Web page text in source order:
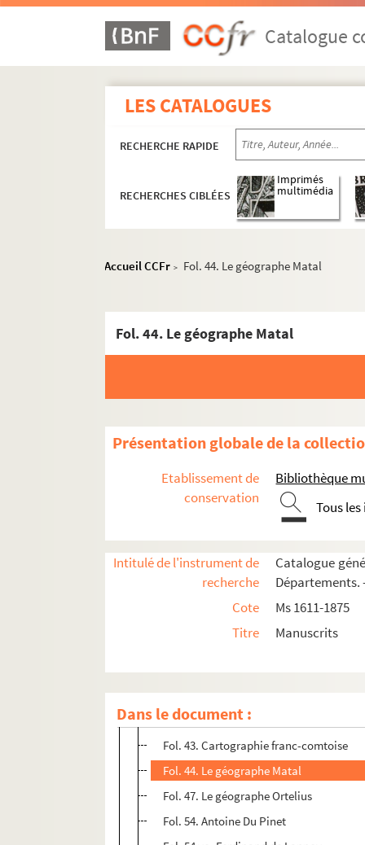
Catalogue
LES CATALOGUES
RECHERCHE RAPIDE
RECHERCHES CIBLÉES
Imprimés
multimédia
Accueil CCFr > Fol. 44. Le géographe Matal
Fol. 44. Le géographe Matal
Présentation globale de la
Etablissement de
conservation
Bibliothèque
Tous
Intitulé de l'instrument de
recherche
Catalogue
Départements.
Cote
Ms 1611-1875
Titre
Manuscrits
Dans le document :
Ms 1611 à 1651. Histoire de Besançon
Ms 1652 à 1675. Histoire de la Franche-Comté
Ms 1781 à 1790. Collection d'Auxiron
Ms 1791 à 1796. Collection Louis Chenot
Ms 1799. Franche-Comté. Antiquités.
Ms 1801. Notes sur l'histoire de la
Ms 1802. Notes sur l'histoire de la
Ms 1803-1804. Biographie comtoise.
Ms 1805-1806. Les Artistes comtois.
Ms 1807. Franche-Comté. Histoire de
Ms 1808. Franche-Comté. Enseignement,
Fol. 26. L'imprimerie à Besançon et en
Fol. 35. L'imprimerie à Salins
Fol. 38 vo. La papeterie et la librairie à
Fol. 43. Cartographie franc-comtoise
Fol. 44. Le géographe Matal
Fol. 47. Le géographe Ortelius
Fol. 54. Antoine Du Pinet